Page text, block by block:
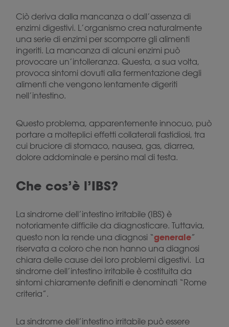
Ciò deriva dalla mancanza o dall’assenza di
enzimi digestivi. L’organismo crea naturalmente
una serie di enzimi per scomporre gli alimenti
ingeriti. La mancanza di alcuni enzimi può
provocare un’intolleranza. Questa, a sua volta,
provoca sintomi dovuti alla fermentazione degli
alimenti che vengono lentamente digeriti
nell’intestino.
Questo problema, apparentemente innocuo, può
portare a molteplici effetti collaterali fastidiosi, tra
cui bruciore di stomaco, nausea, gas, diarrea,
dolore addominale e persino mal di testa.
Che cos’è l’IBS?
La sindrome dell’intestino irritabile (IBS) è
notoriamente difficile da diagnosticare. Tuttavia,
questo non la rende una diagnosi “generale”
riservata a coloro che non hanno una diagnosi
chiara delle cause dei loro problemi digestivi. La
sindrome dell’intestino irritabile è costituita da
sintomi chiaramente definiti e denominati “Rome
criteria”.
La sindrome dell’intestino irritabile può essere